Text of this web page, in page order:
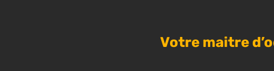
Votre maitre